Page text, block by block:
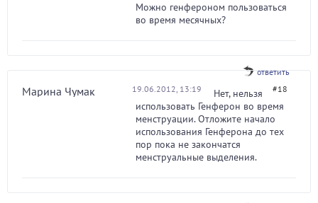
Можно генфероном пользоваться
во время месячных?
ответить
Марина Чумак 19.06.2012, 13:19 #18
Нет, нельзя
использовать Генферон во время
менструации. Отложите начало
использования Генферона до тех
пор пока не закончатся
менструальные выделения.